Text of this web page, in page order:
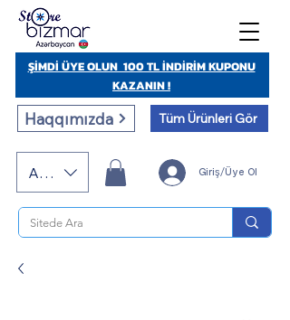
AZN (AZN) Giriş/Üye Ol
Tüm Ürünleri Gör
ŞİMDİ ÜYE OLUN 100 TL İNDİRİM KUPONU
KAZANIN !
Haqqımızda